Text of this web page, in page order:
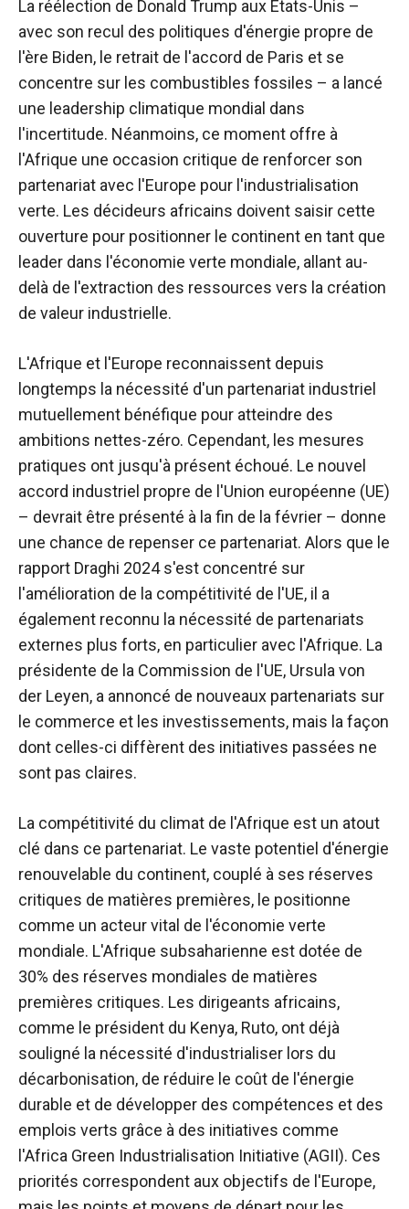
La réélection de Donald Trump aux États-Unis –
avec son recul des politiques d'énergie propre de
l'ère Biden, le retrait de l'accord de Paris et se
concentre sur les combustibles fossiles – a lancé
une leadership climatique mondial dans
l'incertitude. Néanmoins, ce moment offre à
l'Afrique une occasion critique de renforcer son
partenariat avec l'Europe pour l'industrialisation
verte. Les décideurs africains doivent saisir cette
ouverture pour positionner le continent en tant que
leader dans l'économie verte mondiale, allant au-
delà de l'extraction des ressources vers la création
de valeur industrielle.
L'Afrique et l'Europe reconnaissent depuis
longtemps la nécessité d'un partenariat industriel
mutuellement bénéfique pour atteindre des
ambitions nettes-zéro. Cependant, les mesures
pratiques ont jusqu'à présent échoué. Le nouvel
accord industriel propre de l'Union européenne (UE)
– devrait être présenté à la fin de la février – donne
une chance de repenser ce partenariat. Alors que le
rapport Draghi 2024 s'est concentré sur
l'amélioration de la compétitivité de l'UE, il a
également reconnu la nécessité de partenariats
externes plus forts, en particulier avec l'Afrique. La
présidente de la Commission de l'UE, Ursula von
der Leyen, a annoncé de nouveaux partenariats sur
le commerce et les investissements, mais la façon
dont celles-ci diffèrent des initiatives passées ne
sont pas claires.
La compétitivité du climat de l'Afrique est un atout
clé dans ce partenariat. Le vaste potentiel d'énergie
renouvelable du continent, couplé à ses réserves
critiques de matières premières, le positionne
comme un acteur vital de l'économie verte
mondiale. L'Afrique subsaharienne est dotée de
30% des réserves mondiales de matières
premières critiques. Les dirigeants africains,
comme le président du Kenya, Ruto, ont déjà
souligné la nécessité d'industrialiser lors du
décarbonisation, de réduire le coût de l'énergie
durable et de développer des compétences et des
emplois verts grâce à des initiatives comme
l'Africa Green Industrialisation Initiative (AGII). Ces
priorités correspondent aux objectifs de l'Europe,